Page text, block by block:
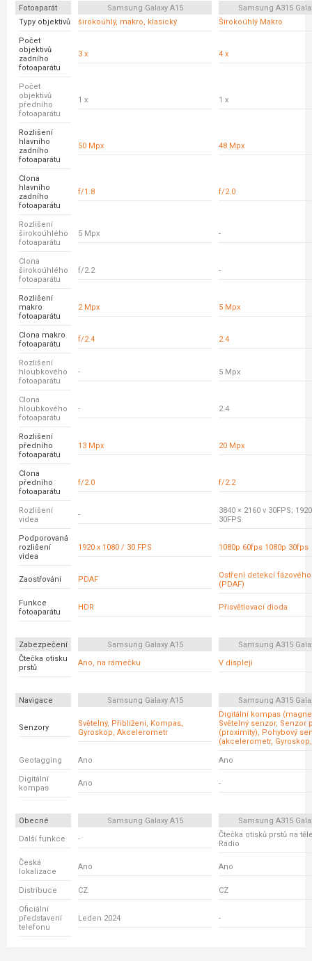
Fotoaparát Samsung Galaxy A15
Samsung A315
Typy objektivů
širokoúhlý, makro, klasický Širokoúhlý Makro
Počet
objektivů
zadního
fotoaparátu
3 x 4 x
Počet
objektivů
předního
fotoaparátu
1 x 1 x
Rozlišení
hlavního
zadního
fotoaparátu
50 Mpx 48 Mpx
Clona
hlavního
zadního
fotoaparátu
f/1.8 f/2.0
Rozlišení
širokoúhlého
fotoaparátu
5 Mpx -
Clona
širokoúhlého
fotoaparátu
f/2.2 -
Rozlišení
makro
fotoaparátu
2 Mpx 5 Mpx
Clona makro
fotoaparátu
f/2.4 2.4
Rozlišení
hloubkového
fotoaparátu
- 5 Mpx
Clona
hloubkového
fotoaparátu
- 2.4
Rozlišení
předního
fotoaparátu
13 Mpx 20 Mpx
Clona
předního
fotoaparátu
f/2.0 f/2.2
Rozlišení
videa
-
3840 × 2160 v 30FPS;
30FPS
Podporovaná
rozlišení
videa
1920 x 1080 / 30 FPS 1080p 60fps 1080p 30fps
Zaostřování PDAF
Ostření detekcí
(PDAF)
Funkce
fotoaparátu
HDR Přisvětlovací dioda
Zabezpečení Samsung Galaxy A15
Samsung A315
Čtečka otisku
prstů
Ano, na rámečku V displeji
Navigace Samsung Galaxy A15 Samsung A315
Senzory
Světelný, Přiblížení, Kompas,
Gyroskop, Akcelerometr
Digitální kompas
Světelný senzor, Senzor
(proximity), Pohybový
(akcelerometr,
Geotagging Ano Ano
Digitální
kompas
Ano -
Obecné Samsung Galaxy A15
Samsung A315
Další funkce
-
Čtečka otisků prstů na
Rádio
Česká
lokalizace
Ano Ano
Distribuce CZ CZ
Oficiální
představení
telefonu
Leden 2024 -